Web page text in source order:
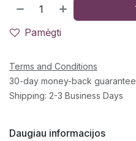
Pamėgti
Terms and Conditions
30-day money-back guarantee
Shipping: 2-3 Business Days
Daugiau informacijos